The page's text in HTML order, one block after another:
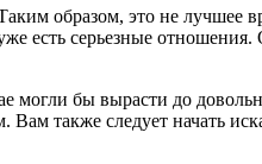
образом, это не лучшее
есть серьезные
могли бы вырасти до
также следует начать